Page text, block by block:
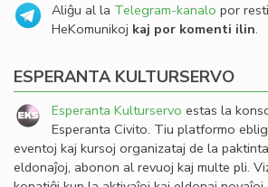
Aliĝu al la Telegram-kanalo por
HeKomunikoj kaj por komenti ilin.
ESPERANTA KULTURSERVO
Esperanta Kulturservo estas la
Esperanta Civito. Tiu platformo
eventoj kaj kursoj organizataj de la
eldonaĵoj, abonon al revuoj kaj multe pli.